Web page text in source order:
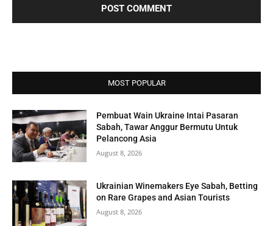
MOST POPULAR
Pembuat Wain Ukraine Intai Pasaran
Sabah, Tawar Anggur Bermutu Untuk
Pelancong Asia
August 8, 2026
Ukrainian Winemakers Eye Sabah, Betting
on Rare Grapes and Asian Tourists
August 8, 2026